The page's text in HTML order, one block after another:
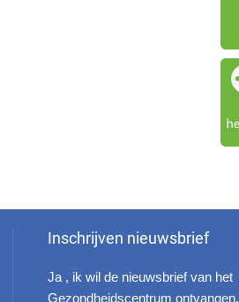
Inschrijven nieuwsbrief
Ja , ik wil de nieuwsbrief van het
Gezondheidscentrum ontvangen.